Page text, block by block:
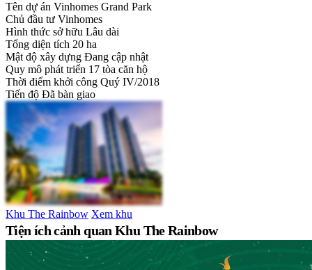
Tên dự án Vinhomes Grand Park
Chủ đầu tư Vinhomes
Hình thức sở hữu Lâu dài
Tổng diện tích 20 ha
Mật độ xây dựng Đang cập nhật
Quy mô phát triển 17 tòa căn hộ
Thời điểm khởi công Quý IV/2018
Tiến độ Đã bàn giao
Khu The Rainbow Xem khu
Tiện ích cảnh quan Khu The Rainbow